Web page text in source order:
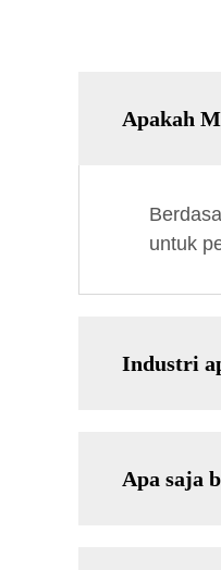
Apakah
untuk
Industri
Apa saja